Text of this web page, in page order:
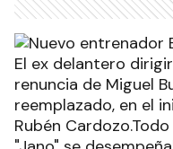
El ex delantero
renuncia de Miguel
reemplazado, en el
Rubén